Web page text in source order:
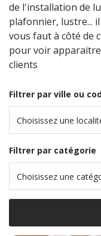
de l'installation de
plafonnier, lustre...
vous faut à côté de
pour voir
clients
Filtrer par ville ou
Choisissez une
Filtrer par catégorie
Choisissez une